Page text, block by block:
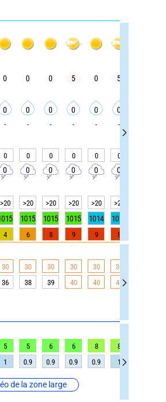
de la zone large
0 0 0 5 0 5
0 0 0 0 0 0
- - - - - -
0 0 0 0 0 0
0 0 0 0 0 0
>20 >20 >20 >20 >20 >20
1015 1015 1015 1014 1014
4 6 8 9 9 8
30 30 30 30 30 30
36 38 39 40 40 40
5 5 6 6 8 8
1 0.9 0.9 0.9 0.9 1